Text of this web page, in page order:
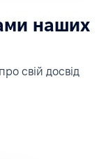
наших
свій досвід